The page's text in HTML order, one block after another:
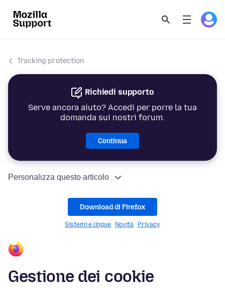
Tracking protection
Richiedi supporto
Serve ancora aiuto? Accedi per porre la tua
domanda sui nostri forum.
Continua
Personalizza questo articolo
Download di Firefox
Sistemi e lingue Novità Privacy
Gestione dei cookie